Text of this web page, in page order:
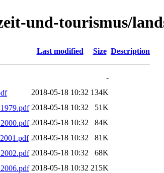
und-tourismus/
Last modified Size Description
-
2018-05-18 10:32 134K
2018-05-18 10:32
51K
2018-05-18 10:32
84K
2018-05-18 10:32
81K
2018-05-18 10:32
68K
2018-05-18 10:32 215K